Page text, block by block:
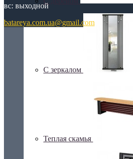
С зеркалом
Теплая скамья
вс: выходной
batareya.com.ua@gmail.com